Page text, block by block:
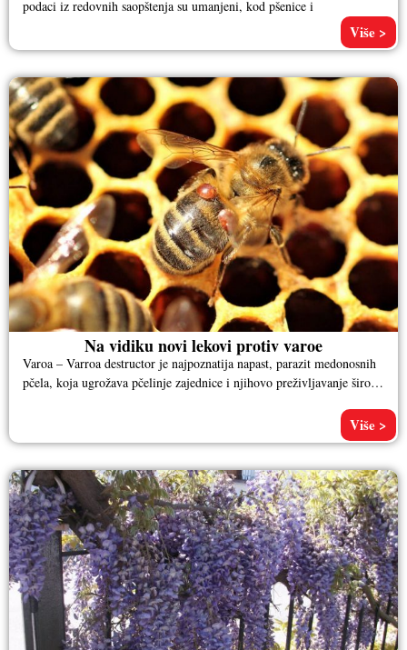
podaci iz redovnih saopštenja su umanjeni, kod pšenice i
Više >
Na vidiku novi lekovi protiv varoe
Varoa – Varroa destructor je najpoznatija napast, parazit medonosnih
pčela, koja ugrožava pčelinje zajednice i njihovo preživljavanje širom
Više >